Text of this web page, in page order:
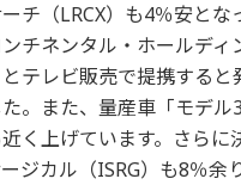
チ（LRCX）も4％安と
チネンタル・ホールデ
テレビ販売で提携する
。また、量産車「モデ
近く上げています。さら
ジカル（ISRG）も8％余